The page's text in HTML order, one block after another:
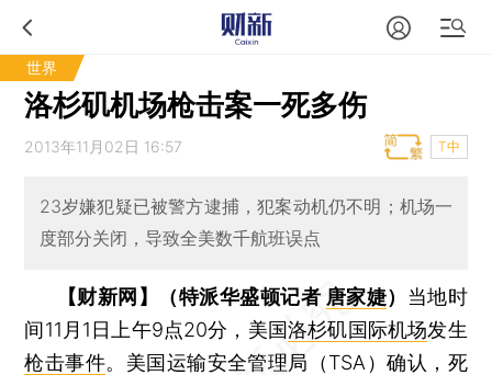
世界
洛杉矶机场枪击案一死多伤
2013年11月02日 16:57 T中
23岁嫌犯疑已被警方逮捕，犯案动机仍不明；机场一
度部分关闭，导致全美数千航班误点
【财新网】（特派华盛顿记者 唐家婕） 当地时
间11月1日上午9点20分，美国洛杉矶国际机场发生
枪击事件。美国运输安全管理局（TSA）确认，死